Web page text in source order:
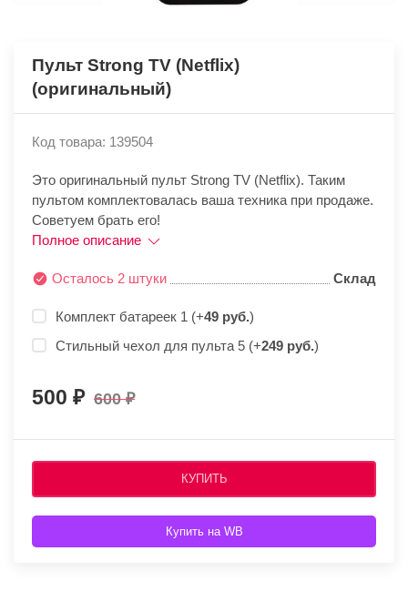
Пульт Strong TV (Netflix)
(оригинальный)
Код товара: 139504
Это оригинальный пульт Strong TV (Netflix). Таким
пультом комплектовалась ваша техника при продаже.
Советуем брать его!
Полное описание
Осталось 2 штуки Склад
Комплект батареек 1 (+49 руб.)
Стильный чехол для пульта 5 (+249 руб.)
500 600
КУПИТЬ
Купить на WB